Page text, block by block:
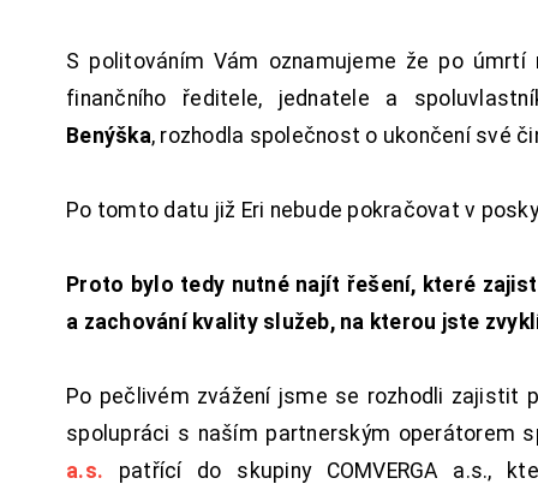
S politováním Vám oznamujeme že po úmrtí
finančního ředitele, jednatele a
Benýška, rozhodla společnost o ukončení své
Po tomto datu již Eri nebude pokračovat v
Proto bylo tedy nutné najít řešení, které
a zachování kvality služeb, na kterou jste
Po pečlivém zvážení jsme se rozhodli zajistit
spolupráci s naším partnerským operátorem
a.s. patřící do skupiny COMVERGA a.s.,